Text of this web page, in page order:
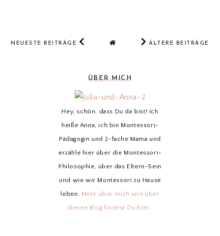
NEUESTE BEITRÄGE ÄLTERE BEITRÄGE
ÜBER MICH
Hey, schön, dass Du da bist! Ich
heiße Anna, ich bin Montessori-
Pädagogin und 2-fache Mama und
erzähle hier über die Montessori-
Philosophie, über das Eltern-Sein
und wie wir Montessori zu Hause
leben. Mehr über mich und über
diesen Blog findest Du hier…